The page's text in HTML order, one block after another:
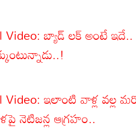
Video: బ్యాడ్ లక్ అంటే
Video: ఇలాంటి వాళ్ల వల్ల
నెటిజన్ల ఆగ్రహం..